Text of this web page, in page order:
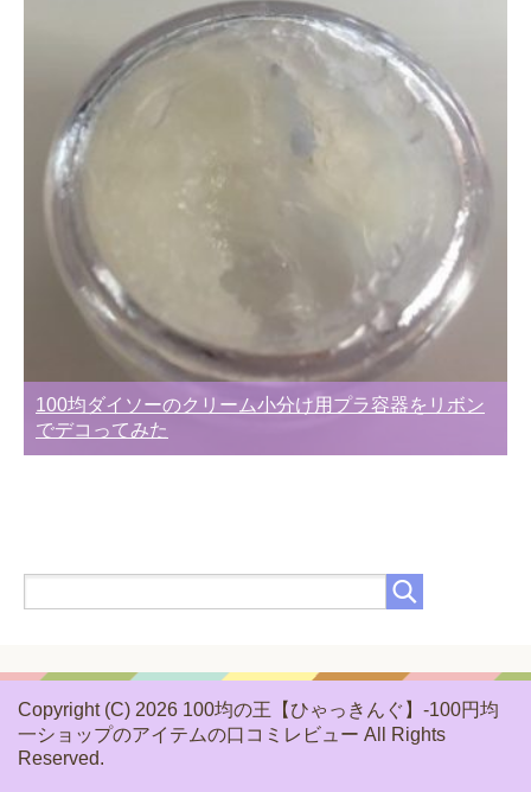
100均ダイソーのクリーム小分け用プラ容器をリボン
でデコってみた
Copyright (C) 2026 100均の王【ひゃっきんぐ】-100円均
一ショップのアイテムの口コミレビュー All Rights
Reserved.